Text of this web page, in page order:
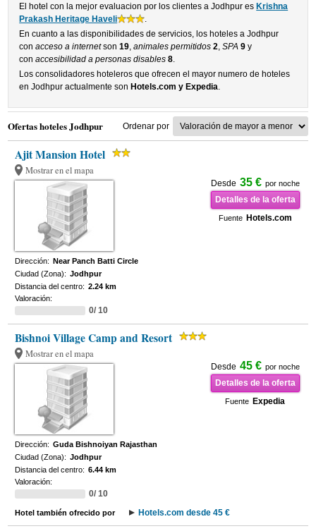
El hotel con la mejor evaluacion por los clientes a Jodhpur es Krishna
Prakash Heritage Haveli
.
En cuanto a las disponibilidades de servicios, los hoteles a Jodhpur
conacceso a internetson19,animales permitidos 2,SPA 9 y
conaccesibilidad a personas disables 8.
Los consolidadores hoteleros que ofrecen el mayor numero de hoteles
en Jodhpur actualmente son Hotels.com y Expedia.
Ofertas hoteles Jodhpur Ordenar por
Ajit Mansion Hotel
Mostrar en el mapa
Desde 35 € por noche
Detalles de la oferta
Fuente Hotels.com
Dirección: Near Panch Batti Circle
Ciudad (Zona): Jodhpur
Distancia del centro: 2.24 km
Valoración:
0/ 10
Bishnoi Village Camp and Resort
Mostrar en el mapa
Desde 45 € por noche
Detalles de la oferta
Fuente Expedia
Dirección: Guda Bishnoiyan Rajasthan
Ciudad (Zona): Jodhpur
Distancia del centro: 6.44 km
Valoración:
0/ 10
Hotel también ofrecido por Hotels.com desde 45 €